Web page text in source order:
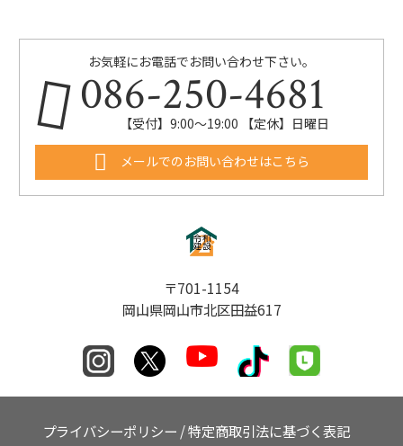
お気軽にお電話でお問い合わせ下さい。
086-250-4681
【受付】9:00〜19:00 【定休】日曜日
メールでのお問い合わせはこちら
〒701-1154
岡山県岡山市北区田益617
プライバシーポリシー /特定商取引法に基づく表記